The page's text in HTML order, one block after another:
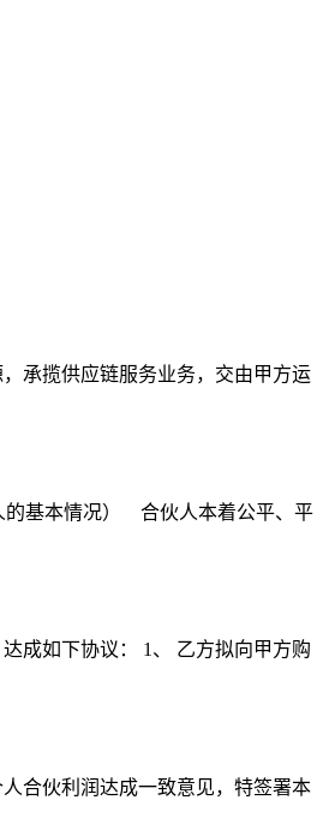
揽供应链服务业务，交由甲方运
的基本情况） 合伙人本着公平、平
成如下协议： 1、 乙方拟向甲方购
合伙利润达成一致意见，特签署本